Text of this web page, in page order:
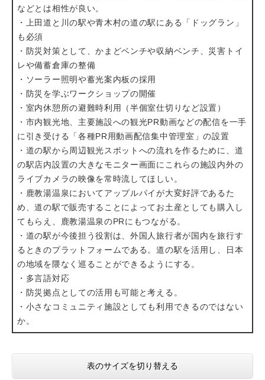
などとは相性が良い。
・上田道と川の駅や青木村の道の駅にある「ドッグラン」
も必須
・防災対策として、かまどベンチや収納ベンチ、災害トイ
レや備蓄倉庫の整備
・ソーラー照明や蓄光案内板の採用
・防災を学ぶワークショップの開催
・室内休憩所の避難時利用（半個室仕切りなど設置）
・市内観光地、主要施設への観光PR動画などの配信を一手
に引き受ける「各種PR用動画配信集中管理室」の設置
・道の駅から周辺観光スポットへの流れを作るために、道
の駅店内設置の大きなモニター画面にこれらの施設内外の
ライブカメラの映像を常時流してほしい。
・鹿教湯温泉においてアップルパイが大変好評であるた
め、道の駅で販売することによってお土産としても購入し
てもらえ、鹿教湯温泉のPRにもつながる。
・道の駅が今後担う役割は、外国人旅行者が国内を旅行す
るときのプラットフォームである。道の駅を活用し、日本
の地域を隈なく巡ることができるようにする。
・多言語対応
・防災拠点としての活用も可能と考える。
・小さなコミュニティ施設としても利用できるのではない
か。
表のサイズを切り替える